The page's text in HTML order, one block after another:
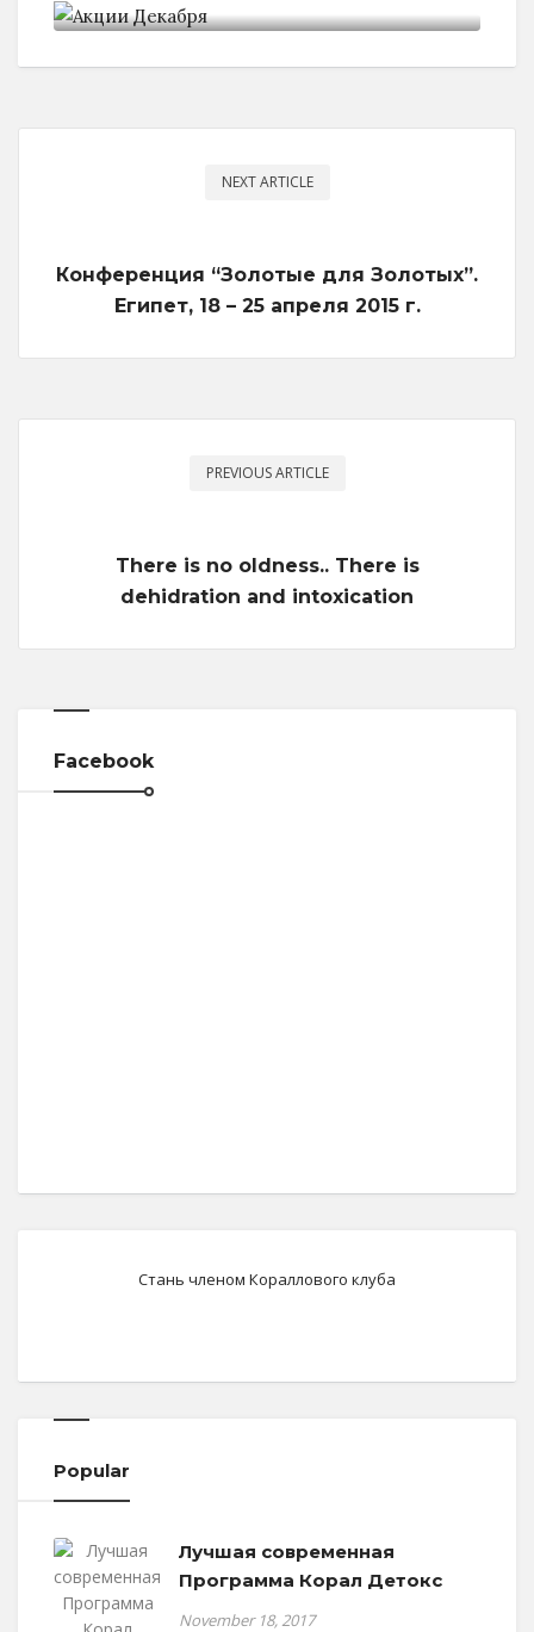
NEXT ARTICLE
Конференция “Золотые для Золотых”.
Египет, 18 – 25 апреля 2015 г.
PREVIOUS ARTICLE
There is no oldness.. There is
dehidration and intoxication
Facebook
Стань членом Кораллового клуба
Popular
Лучшая современная
Программа Корал Детокс
November 18, 2017